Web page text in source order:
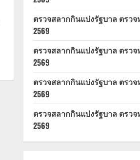
ตรวจสลากกินแบ่งรัฐบาล ตรวจ
2569
ตรวจสลากกินแบ่งรัฐบาล ตรว
2569
ตรวจสลากกินแบ่งรัฐบาล ตรว
2569
ตรวจสลากกินแบ่งรัฐบาล ตรว
2569